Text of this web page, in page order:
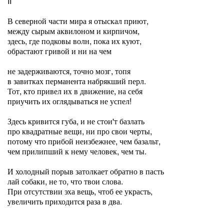
В северной части мира я отыскал приют,
между сырым аквилоном и кирпичом,
здесь, где подковы волн, пока их куют,
обрастают гривой и ни на чем
не задерживаются, точно мозг, топя
в завитках перманента набрякший перл.
Тот, кто привел их в движение, на себя
приучить их оглядываться не успел!
Здесь кривится губа, и не стои'т базлать
про квадратные вещи, ни про свои черты,
потому что прибой неизбежнее, чем базальт,
чем прилипший к нему человек, чем ты.
И холодный порыв затолкает обратно в пасть
лай собаки, не то, что твои слова.
При отсутствии эха вещь, чтоб ее украсть,
увеличить приходится раза в два.